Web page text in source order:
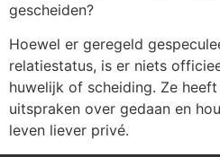
gescheiden?
Hoewel er geregeld
relatiestatus, is er niets
huwelijk of scheiding. Ze
uitspraken over gedaan en
leven liever privé.